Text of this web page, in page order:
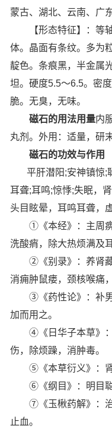
蒙古、湖北、云南、广
【形态特征】：等轴
体。晶面有条纹。多为
靛色。条痕黑，半金属
坦。硬度5.5～6.5。密
脆。无臭，无味。
磁石的用法用量内
丸剂。外用：适量，研
磁石的功效与作用
平肝潜阳;安神镇惊;
耳聋;耳鸣;惊悸;失眠，
头目眩晕，耳鸣耳聋，
①《本经》：主周痹
洗酸痟，除大热烦满及耳
②《别录》：养肾藏
消痈肿鼠瘘，颈核喉痛
③《药性论》：补男
加而用之。
④《日华子本草》：
伤，除烦躁，消肿毒。
⑤《本草衍义》：肾
⑥《纲目》：明目聪
⑦《玉楸药解》：治
止血。